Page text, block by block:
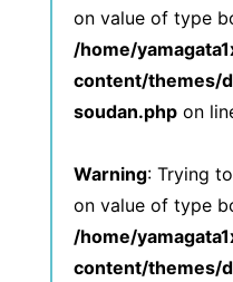
on value of type
/home/
content/themes/
soudan.php on
Warning: Trying
on value of type
/home/
content/themes/